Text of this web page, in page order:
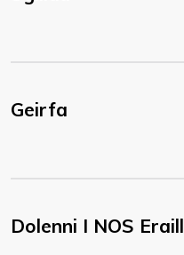
Geirfa
Dolenni I NOS Eraill